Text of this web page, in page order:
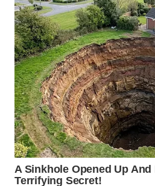
WN
LABUANBAJO
WN
BORNEO
Wahana
Media
Group
WAHANA
NEWS